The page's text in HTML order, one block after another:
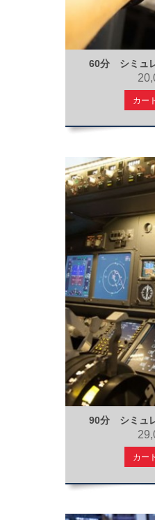
60分 シミュ
カー
90分 シミュ
カー